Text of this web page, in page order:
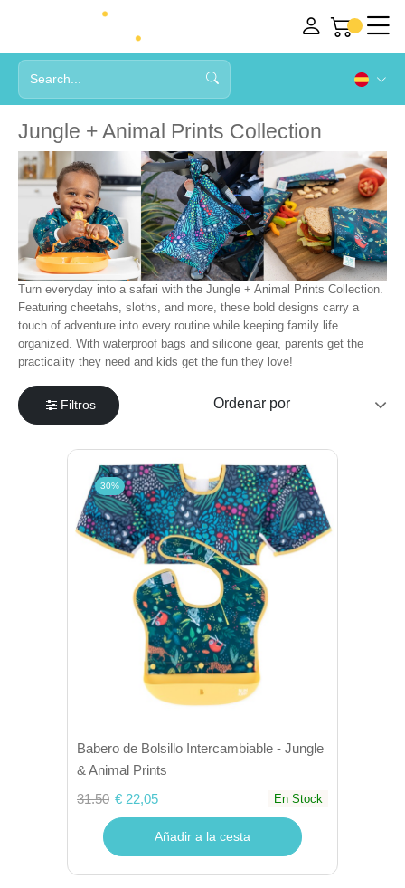
Jungle + Animal Prints Collection
Turn everyday into a safari with the Jungle + Animal Prints Collection.
Featuring cheetahs, sloths, and more, these bold designs carry a
touch of adventure into every routine while keeping family life
organized. With waterproof bags and silicone gear, parents get the
practicality they need and kids get the fun they love!
Filtros
30%
Babero de Bolsillo Intercambiable - Jungle
& Animal Prints
31.50 € 22,05 En Stock
Añadir a la cesta